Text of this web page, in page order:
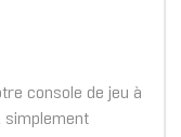
console de jeu à
simplement